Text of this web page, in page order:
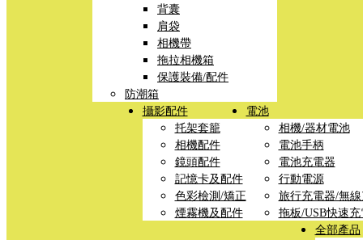
背囊
肩袋
相機帶
拖拉相機箱
保護裝備/配件
防潮箱
攝影配件
托架套籠
相機配件
鏡頭配件
記憶卡及配件
色彩檢測/矯正
煙霧機及配件
電池
相機/器材電池
電池手柄
電池充電器
行動電源
旅行充電器/無
拖板/USB快速充
全部產品